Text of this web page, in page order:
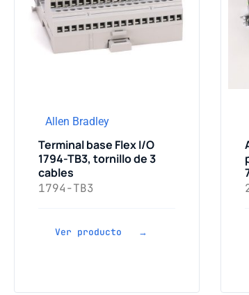
Allen Bradley
Terminal base Flex I/O
1794-TB3, tornillo de 3
cables
1794-TB3
Ver producto →